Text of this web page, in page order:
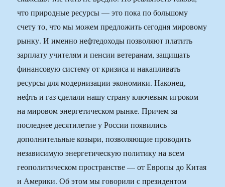
что природные ресурсы — это пока по большому
счету то, что мы можем предложить сегодня мировому
рынку. И именно нефтедоходы позволяют платить
зарплату учителям и пенсии ветеранам, защищать
финансовую систему от кризиса и накапливать
ресурсы для модернизации экономики. Наконец,
нефть и газ сделали нашу страну ключевым игроком
на мировом энергетическом рынке. Причем за
последнее десятилетие у России появились
дополнительные козыри, позволяющие проводить
независимую энергетическую политику на всем
геополитическом пространстве — от Европы до Китая
и Америки. Об этом мы говорили с президентом